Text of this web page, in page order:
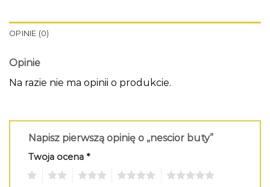
OPINIE (0)
Opinie
Na razie nie ma opinii o produkcie.
Napisz pierwszą opinię o „nescior buty”
Twoja ocena *